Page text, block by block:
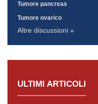
Tumore pancreas
Tumore ovarico
Altre discussioni »
ULTIMI ARTICOLI